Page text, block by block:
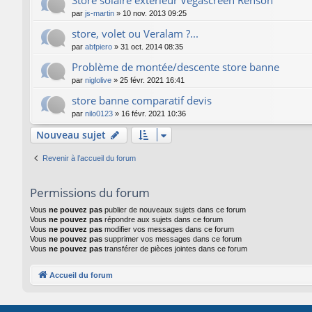
par js-martin » 10 nov. 2013 09:25
store, volet ou Veralam ?...
par abfpiero » 31 oct. 2014 08:35
Problème de montée/descente store banne
par niglolive » 25 févr. 2021 16:41
store banne comparatif devis
par nilo0123 » 16 févr. 2021 10:36
Nouveau sujet
Revenir à l’accueil du forum
Permissions du forum
Vous ne pouvez pas publier de nouveaux sujets dans ce forum
Vous ne pouvez pas répondre aux sujets dans ce forum
Vous ne pouvez pas modifier vos messages dans ce forum
Vous ne pouvez pas supprimer vos messages dans ce forum
Vous ne pouvez pas transférer de pièces jointes dans ce forum
Accueil du forum